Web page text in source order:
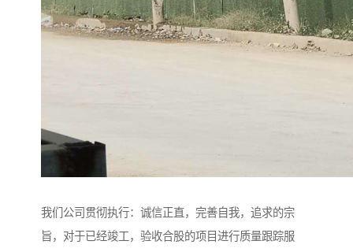
我们公司贯彻执行：诚信正直，完善自我，追求的宗
旨，对于已经竣工，验收合股的项目进行质量跟踪服